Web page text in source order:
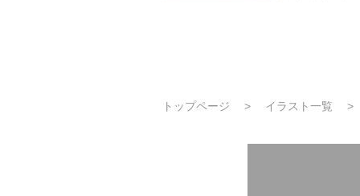
トップページ イラスト一覧